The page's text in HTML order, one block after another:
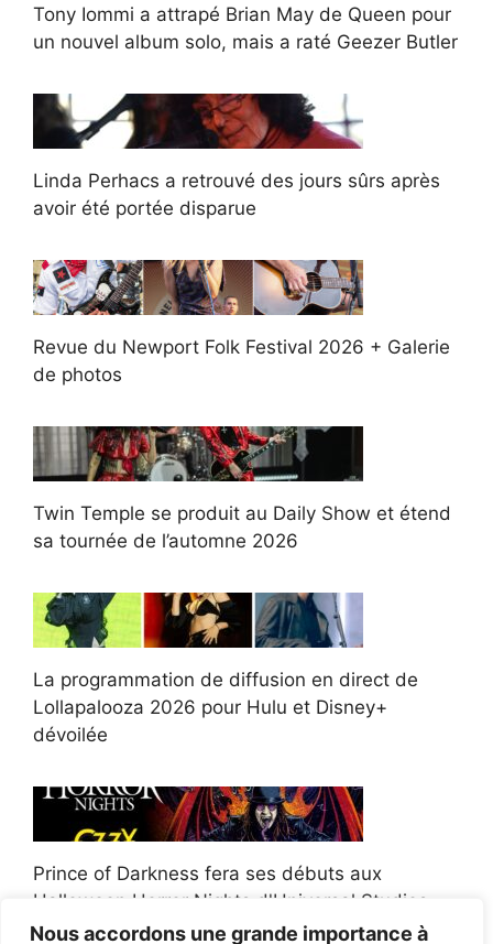
Nous accordons une grande importance à
Tony Iommi a attrapé Brian May de Queen pour
un nouvel album solo, mais a raté Geezer Butler
Linda Perhacs a retrouvé des jours sûrs après
avoir été portée disparue
Revue du Newport Folk Festival 2026 + Galerie
de photos
Twin Temple se produit au Daily Show et étend
sa tournée de l’automne 2026
La programmation de diffusion en direct de
Lollapalooza 2026 pour Hulu et Disney+
dévoilée
Prince of Darkness fera ses débuts aux
Halloween Horror Nights d'Universal Studios